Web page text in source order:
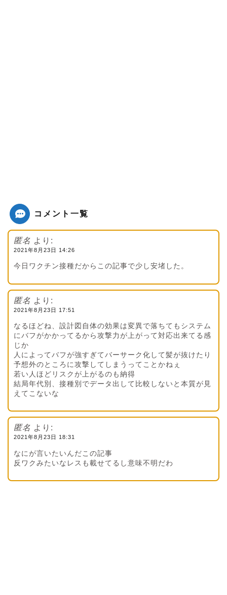
コメント一覧
匿名 より:
2021年8月23日 14:26
今日ワクチン接種だからこの記事で少し安堵した。
匿名 より:
2021年8月23日 17:51
なるほどね、設計図自体の効果は変異で落ちてもシステム
にバフがかかってるから攻撃力が上がって対応出来てる感
じか
人によってバフが強すぎてバーサーク化して髪が抜けたり
予想外のところに攻撃してしまうってことかねぇ
若い人ほどリスクが上がるのも納得
結局年代別、接種別でデータ出して比較しないと本質が見
えてこないな
匿名 より:
2021年8月23日 18:31
なにが言いたいんだこの記事
反ワクみたいなレスも載せてるし意味不明だわ